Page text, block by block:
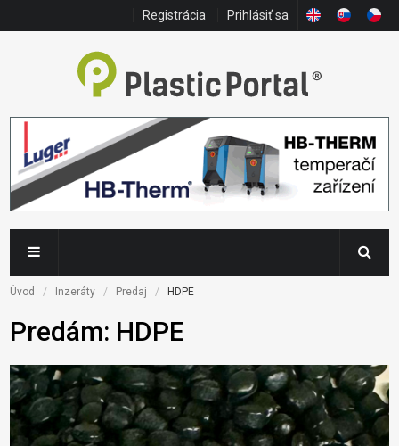
Registrácia Prihlásiť sa
Úvod Inzeráty Predaj HDPE
Predám: HDPE